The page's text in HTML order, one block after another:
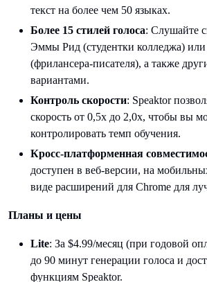
текст на более чем 50 языках.
Более 15 стилей голоса: Слушайте
Эммы Рид (студентки колледжа)
(фрилансера-писателя), а также
вариантами.
Контроль скорости: Speaktor
скорость от 0,5x до 2,0x, чтобы вы
контролировать темп обучения.
Кросс-платформенная
доступен в веб-версии, на
виде расширений для Chrome для
Планы и цены
Lite: За $4.99/месяц (при годовой
до 90 минут генерации голоса и
функциям Speaktor.